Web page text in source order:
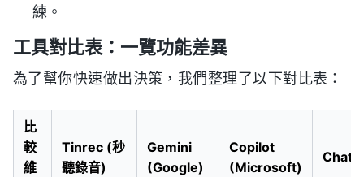
練。
工具對比表：一覽功能差異
為了幫你快速做出決策，我們整理了以下對比表：
比
較
維
Tinrec (秒
聽錄音)
Gemini
(Google)
Copilot
(Microsoft)